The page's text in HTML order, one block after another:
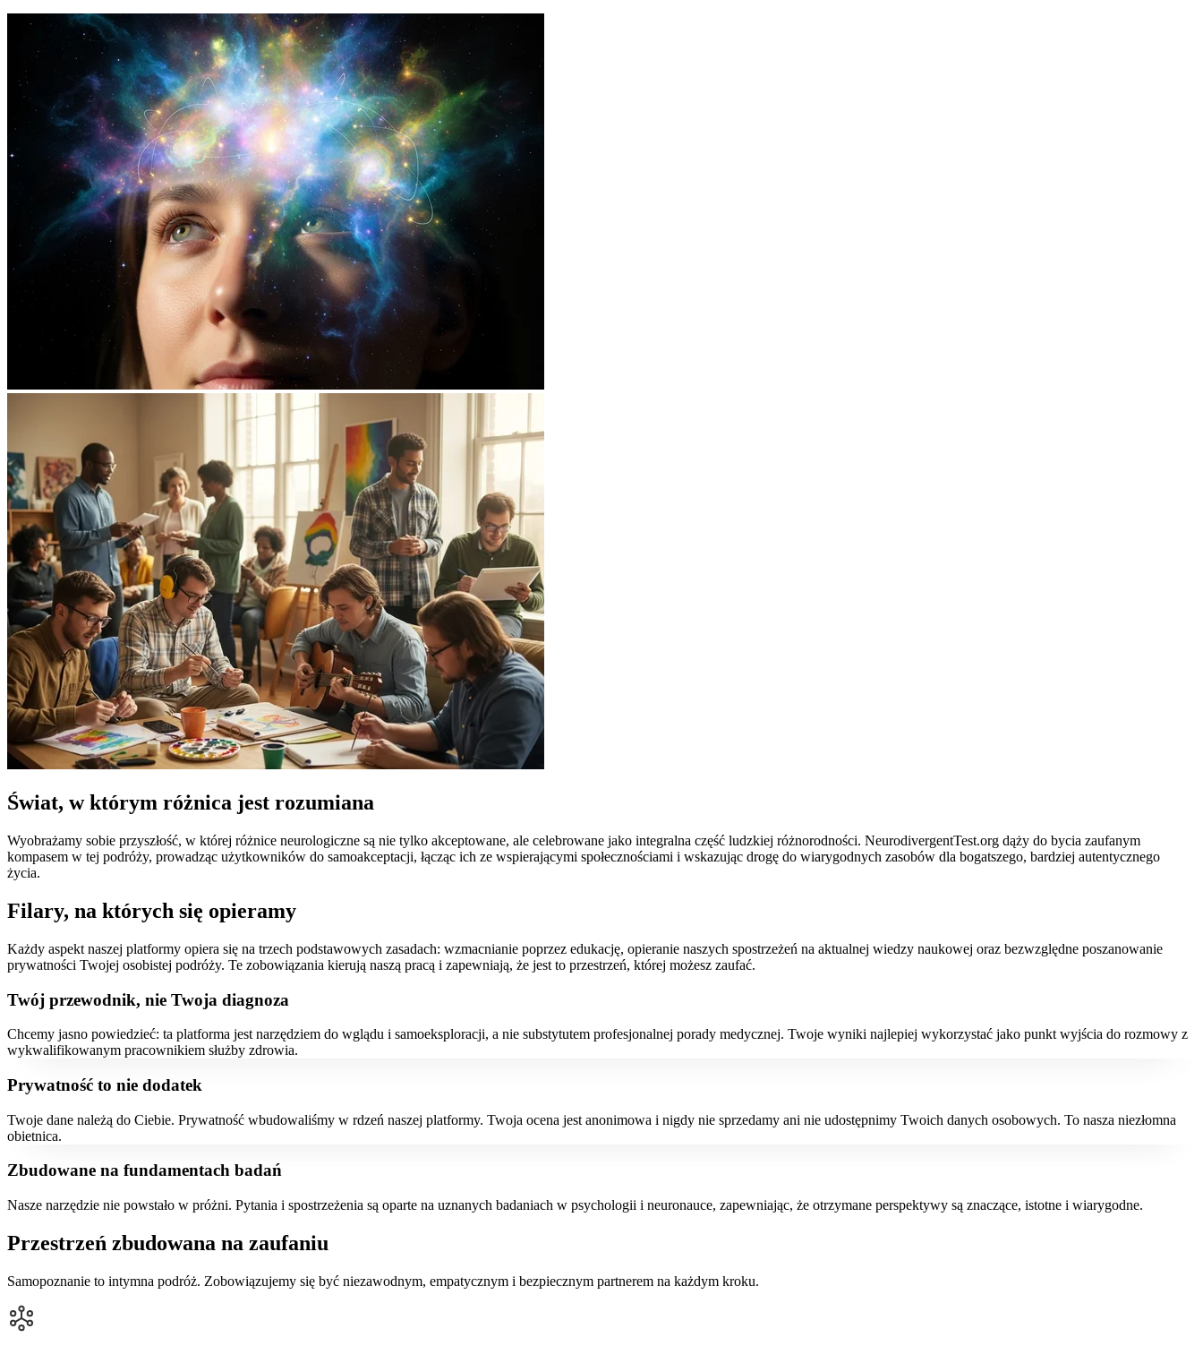
Świat, w którym różnica jest rozumiana
Wyobrażamy sobie przyszłość, w której różnice neurologiczne są nie tylko akceptowane, ale celebrowane jako integralna część ludzkiej różnorodności. NeurodivergentTest.org dąży do bycia zaufanym
kompasem w tej podróży, prowadząc użytkowników do samoakceptacji, łącząc ich ze wspierającymi społecznościami i wskazując drogę do wiarygodnych zasobów dla bogatszego, bardziej autentycznego
życia.
Filary, na których się opieramy
Każdy aspekt naszej platformy opiera się na trzech podstawowych zasadach: wzmacnianie poprzez edukację, opieranie naszych spostrzeżeń na aktualnej wiedzy naukowej oraz bezwzględne poszanowanie
prywatności Twojej osobistej podróży. Te zobowiązania kierują naszą pracą i zapewniają, że jest to przestrzeń, której możesz zaufać.
Twój przewodnik, nie Twoja diagnoza
Chcemy jasno powiedzieć: ta platforma jest narzędziem do wglądu i samoeksploracji, a nie substytutem profesjonalnej porady medycznej. Twoje wyniki najlepiej wykorzystać jako punkt wyjścia do rozmowy z
wykwalifikowanym pracownikiem służby zdrowia.
Prywatność to nie dodatek
Twoje dane należą do Ciebie. Prywatność wbudowaliśmy w rdzeń naszej platformy. Twoja ocena jest anonimowa i nigdy nie sprzedamy ani nie udostępnimy Twoich danych osobowych. To nasza niezłomna
obietnica.
Zbudowane na fundamentach badań
Nasze narzędzie nie powstało w próżni. Pytania i spostrzeżenia są oparte na uznanych badaniach w psychologii i neuronauce, zapewniając, że otrzymane perspektywy są znaczące, istotne i wiarygodne.
Przestrzeń zbudowana na zaufaniu
Samopoznanie to intymna podróż. Zobowiązujemy się być niezawodnym, empatycznym i bezpiecznym partnerem na każdym kroku.